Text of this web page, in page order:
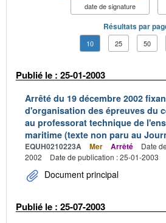
date de signature
Résultats par
10 25 50
Publié le : 25-01-2003
Arrêté du 19 décembre 2002
d'organisation des épreuves du
au professorat technique de
maritime (texte non paru au
EQUH0210223A Mer Arrêté
Date
2002
Date de publication : 25-01-2003
Document principal
Publié le : 25-07-2003